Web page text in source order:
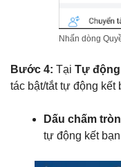
Nhấn dòng
Bước 4: Tại Tự
tác bật/tắt tự động kết
Dấu chấm tròn
tự động kết